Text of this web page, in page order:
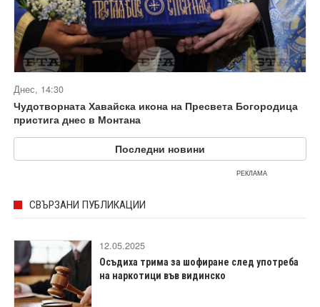
Днес, 14:30
Чудотворната Хавайска икона на Пресвета Богородица
пристига днес в Монтана
Последни новини
РЕКЛАМА
СВЪРЗАНИ ПУБЛИКАЦИИ
12.05.2025
Осъдиха трима за шофиране след употреба
на наркотици във видинско